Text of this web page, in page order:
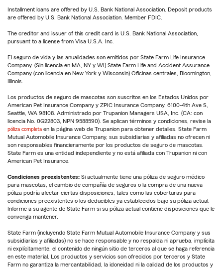
Installment loans are offered by U.S. Bank National Association. Deposit products
are offered by U.S. Bank National Association. Member FDIC.
The creditor and issuer of this credit card is U.S. Bank National Association,
pursuant to a license from Visa U.S.A. Inc.
El seguro de vida y las anualidades son emitidos por State Farm Life Insurance
Company. (Sin licencia en MA, NY y WI) State Farm Life and Accident Assurance
Company (con licencia en New York y Wisconsin) Oficinas centrales, Bloomington,
Illinois.
Los productos de seguro de mascotas son suscritos en los Estados Unidos por
American Pet Insurance Company y ZPIC Insurance Company, 6100-4th Ave S,
Seattle, WA 98108. Administrado por Trupanion Managers USA, Inc. (CA: con
licencia No. 0G22803, NPN 9588590). Se aplican términos y condiciones, revise la
póliza completa en la página web de Trupanion para obtener detalles. State Farm
Mutual Automobile Insurance Company, sus subsidiarias y afiliadas no ofrecen ni
son responsables financieramente por los productos de seguro de mascotas.
State Farm es una entidad independiente y no está afiliada con Trupanion ni con
American Pet Insurance.
Condiciones preexistentes: Si actualmente tiene una póliza de seguro médico
para mascotas, el cambio de compañía de seguros o la compra de una nueva
póliza podría afectar ciertas disposiciones, tales como las coberturas para
condiciones preexistentes o los deducibles ya establecidos bajo su póliza actual.
Informe a su agente de State Farm si su póliza actual contiene disposiciones que le
convenga mantener.
State Farm (incluyendo State Farm Mutual Automobile Insurance Company y sus
subsidiarias y afiliadas) no se hace responsable y no respalda ni aprueba, implícita
ni explícitamente, el contenido de ningún sitio de terceros al que se haga referencia
en este material. Los productos y servicios son ofrecidos por terceros y State
Farm no garantiza la mercantabilidad, la idoneidad ni la calidad de los productos y